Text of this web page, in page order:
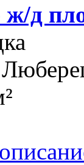
ж/д